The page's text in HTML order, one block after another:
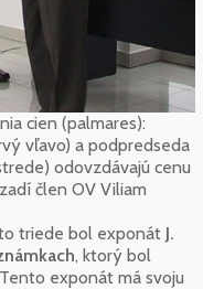
cien (palmares):
vľavo) a podpredseda
odovzdávajú cenu
člen OV Viliam
triede bol exponát J.
, ktorý bol
exponát má svoju